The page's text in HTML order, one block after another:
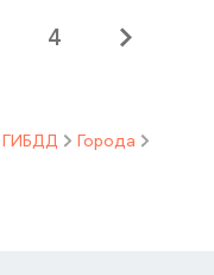
4
ГИБДД
Города